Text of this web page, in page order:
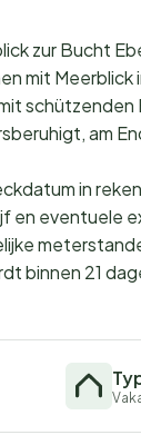
zur Bucht
mit
schützenden
am
in
en
binnen 21